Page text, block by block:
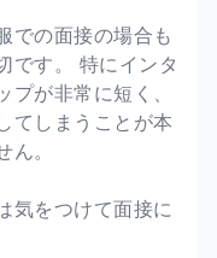
での面接の場合も
です。 特にインタ
が非常に短く、
てしまうことが本
。
気をつけて面接に